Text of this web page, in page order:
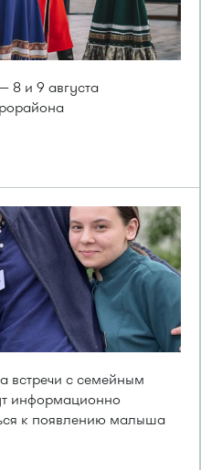
8 и 9 августа
с семейным
информационно
к появлению малыша